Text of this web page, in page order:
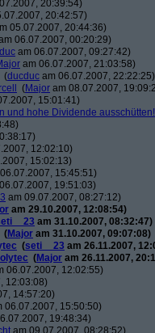
20:39:54)
20:42:57)
05.07.2007, 20:44:36)
06.07.2007, 00:20:29)
am 06.07.2007, 09:27:42)
am 06.07.2007, 21:03:58)
(ducduc am 06.07.2007, 22:22:25)
(Major am 08.07.2007,
15:01:41)
und hohe Dividende
12:02:10)
15:02:13)
15:45:51)
19:51:03)
am 09.07.2007, 08:27:12)
am 29.10.2007, 12:08:54)
am 31.10.2007, 08:32:47)
(Major am 31.10.2007, 09:07:08)
(seti__23 am 26.11.2007,
(Major am 26.11.2007,
06.07.2007, 12:02:55)
12:03:08)
14:57:20)
06.07.2007, 15:50:50)
19:48:34)
am 09.07.2007, 08:28:52)